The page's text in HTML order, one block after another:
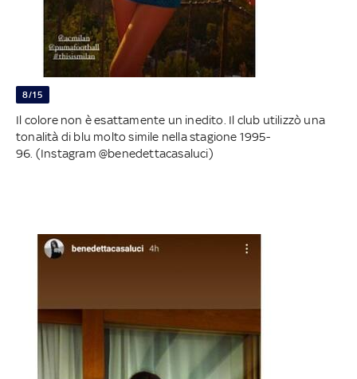
8/15
Il colore non è esattamente un inedito. Il club utilizzò una
tonalità di blu molto simile nella stagione 1995-
96. (Instagram @benedettacasaluci)